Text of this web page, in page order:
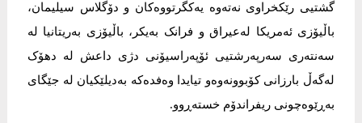
گشتیی رێکخراوی نەتەوە یەکگرتووەکان و دۆگلاس سیلیمان،
باڵیۆزی ئەمریکا لەعیراق و فرانک بەیکر، باڵیۆزی به‌ریتانیا لە
سەنتەری سەرپەرشتیی ئۆپەراسیۆنی دژی داعش لە دهۆک
لەگەڵ بارزانى کۆبوونەوەو تیایدا وه‌فده‌که‌ بەدیلێکیان لە جێگای
بەڕێوەچونی ریفراندۆم خسته‌ڕوو.